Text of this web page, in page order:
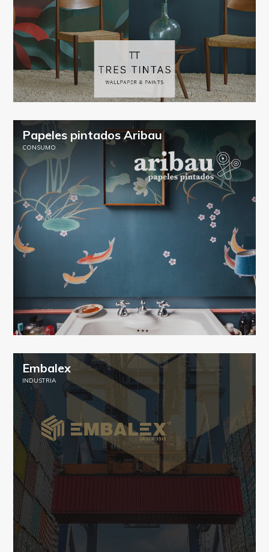
Papeles pintados Aribau
CONSUMO
Embalex
INDUSTRIA